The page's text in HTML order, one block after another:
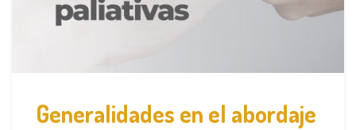
Generalidades en el abordaje